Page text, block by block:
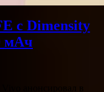
с Dimensity
мАч